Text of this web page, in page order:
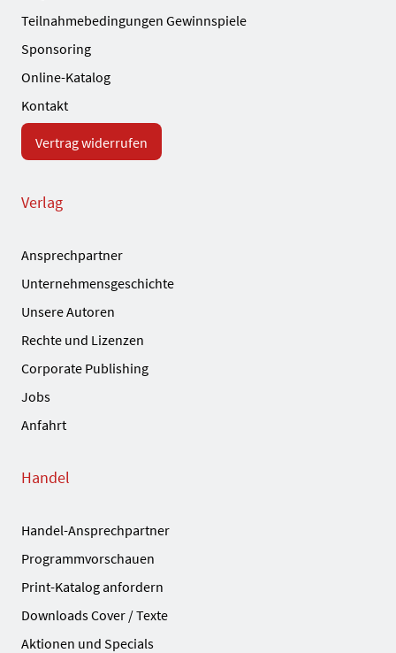
Teilnahmebedingungen Gewinnspiele
Sponsoring
Online-Katalog
Kontakt
Vertrag widerrufen
Verlag
Ansprechpartner
Unternehmensgeschichte
Unsere Autoren
Rechte und Lizenzen
Corporate Publishing
Jobs
Anfahrt
Handel
Handel-Ansprechpartner
Programmvorschauen
Print-Katalog anfordern
Downloads Cover / Texte
Aktionen und Specials